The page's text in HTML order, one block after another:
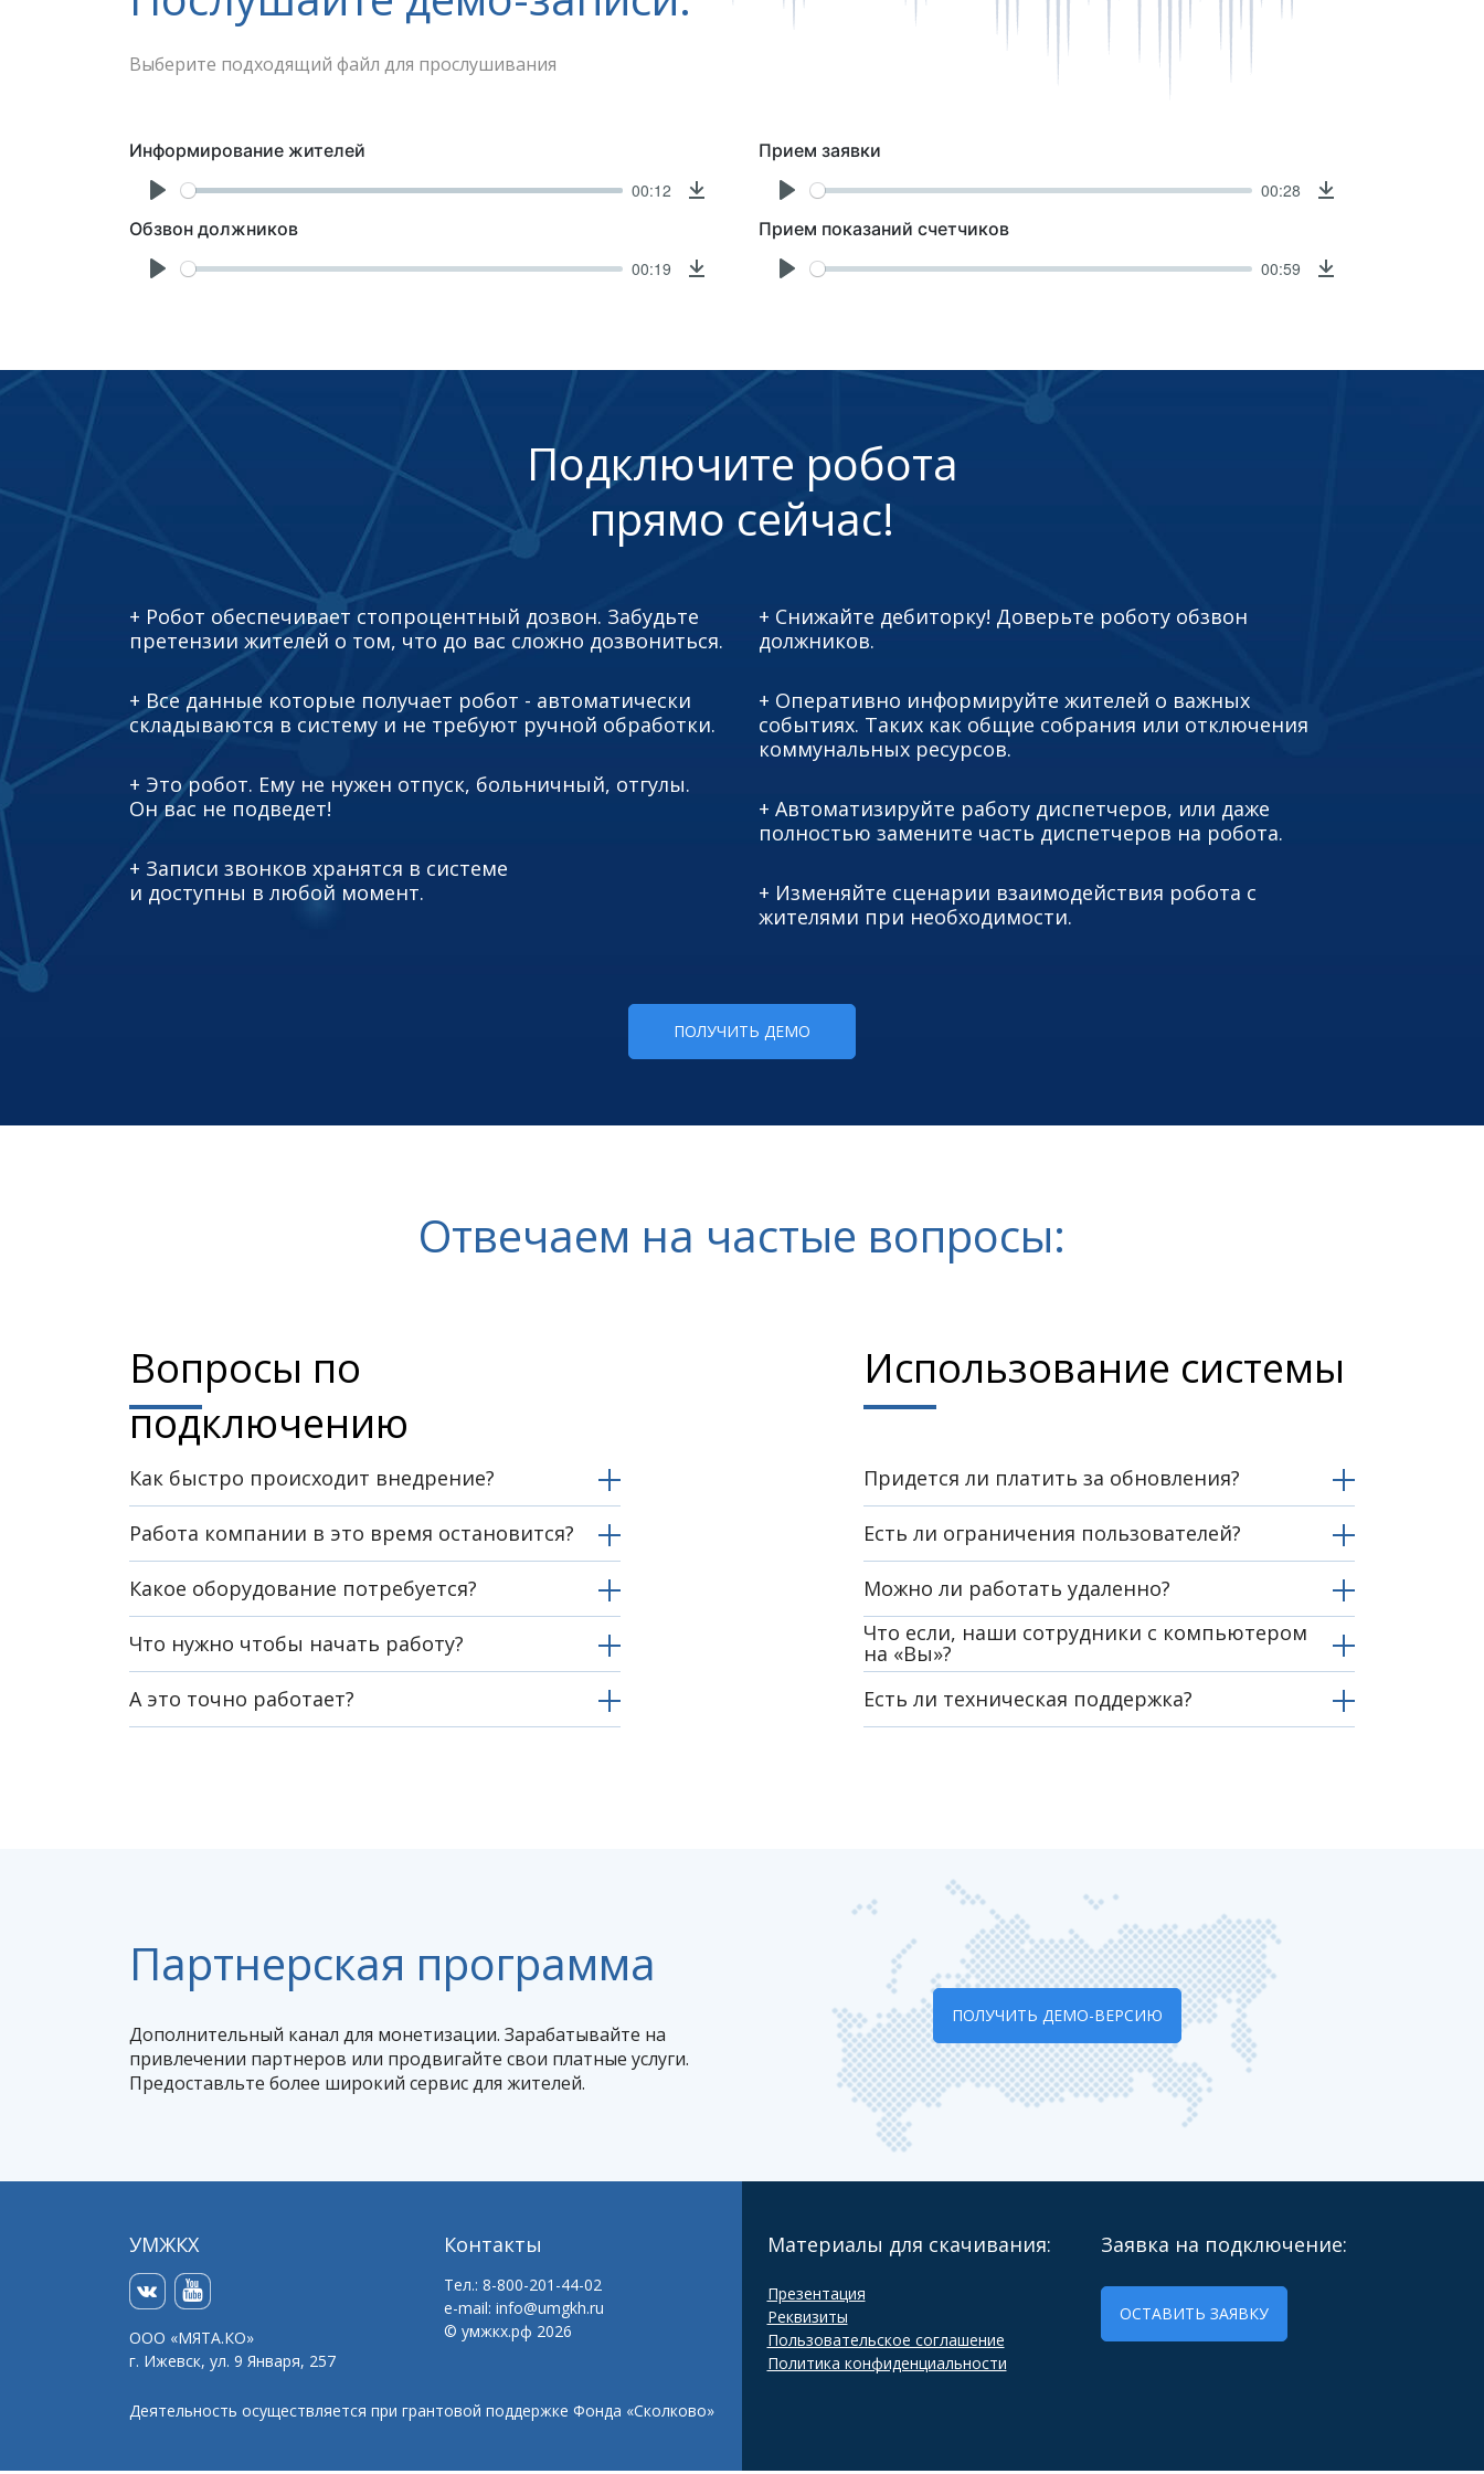
Выберите подходящий файл для прослушивания
Информирование жителей
00:12
Обзвон должников
00:19
Прием заявки
00:28
Прием показаний счетчиков
00:59
Подключите робота
прямо сейчас!
+ Робот обеспечивает стопроцентный дозвон. Забудьте
претензии жителей о том, что до вас сложно дозвониться.
+ Все данные которые получает робот - автоматически
складываются в систему и не требуют ручной обработки.
+ Это робот. Ему не нужен отпуск, больничный, отгулы.
Он вас не подведет!
+ Записи звонков хранятся в системе
и доступны в любой момент.
+ Снижайте дебиторку! Доверьте роботу обзвон
должников.
+ Оперативно информируйте жителей о важных
событиях. Таких как общие собрания или отключения
коммунальных ресурсов.
+ Автоматизируйте работу диспетчеров, или даже
полностью замените часть диспетчеров на робота.
+ Изменяйте сценарии взаимодействия робота с
жителями при необходимости.
ПОЛУЧИТЬ ДЕМО
Отвечаем на частые вопросы:
Вопросы по
подключению
Как быстро происходит внедрение?
Работа компании в это время остановится?
Какое оборудование потребуется?
Что нужно чтобы начать работу?
А это точно работает?
Использование системы
Придется ли платить за обновления?
Есть ли ограничения пользователей?
Можно ли работать удаленно?
Что если, наши сотрудники с компьютером
на «Вы»?
Есть ли техническая поддержка?
Партнерская программа
Дополнительный канал для монетизации. Зарабатывайте на
привлечении партнеров или продвигайте свои платные услуги.
Предоставльте более широкий сервис для жителей.
ПОЛУЧИТЬ ДЕМО-ВЕРСИЮ
УМЖКХ
ООО «МЯТА.КО»
г. Ижевск, ул. 9 Января, 257
Контакты
Тел.: 8-800-201-44-02
e-mail: info@umgkh.ru
© умжкх.рф 2026
Деятельность осуществляется при грантовой поддержке Фонда «Сколково»
Материалы для скачивания:
Презентация
Реквизиты
Пользовательское соглашение
Политика конфиденциальности
Заявка на подключение:
ОСТАВИТЬ ЗАЯВКУ